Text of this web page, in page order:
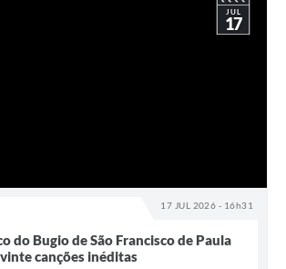
17 JUL 2026 - 16h31
JUL
17
do Bugio de São Francisco de Paula
canções inéditas